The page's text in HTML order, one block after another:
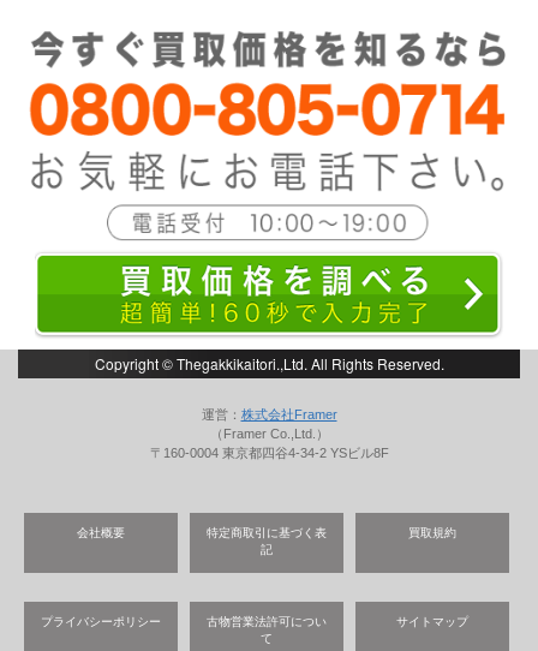
Copyright © Thegakkikaitori.,Ltd. All Rights Reserved.
運営： 株式会社Framer
（Framer Co.,Ltd.）
〒160-0004 東京都四谷4-34-2 YSビル8F
会社概要
特定商取引に基づく表
記
買取規約
プライバシーポリシー
古物営業法許可につい
て
サイトマップ